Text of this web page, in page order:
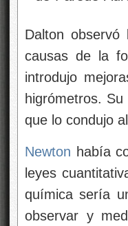
Dalton
causas de la
introdujo
higrómetros.
que lo condujo
Newton había
leyes
química sería
observar y